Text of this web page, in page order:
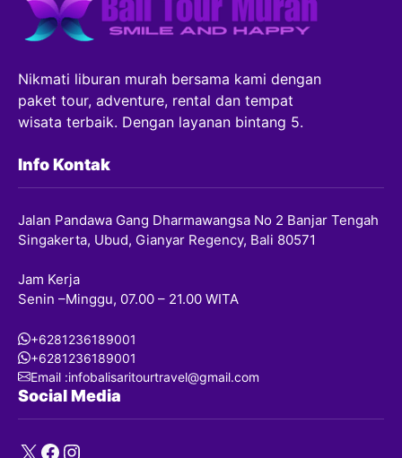
Nikmati liburan murah bersama kami dengan
paket tour, adventure, rental dan tempat
wisata terbaik. Dengan layanan bintang 5.
Info Kontak
Jalan Pandawa Gang Dharmawangsa No 2 Banjar Tengah
Singakerta, Ubud, Gianyar Regency, Bali 80571
Jam Kerja
Senin –Minggu, 07.00 – 21.00 WITA
+6281236189001
+6281236189001
Email :infobalisaritourtravel@gmail.com
Social Media
X Facebook
Instagram